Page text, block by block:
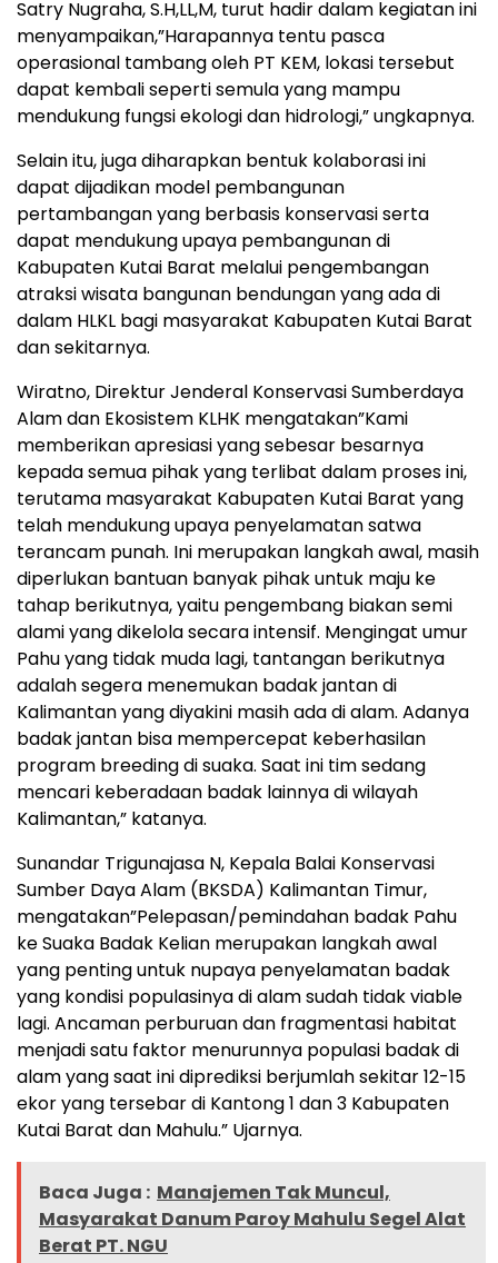
Satry Nugraha, S.H,LL,M, turut hadir dalam kegiatan ini
menyampaikan,”Harapannya tentu pasca
operasional tambang oleh PT KEM, lokasi tersebut
dapat kembali seperti semula yang mampu
mendukung fungsi ekologi dan hidrologi,” ungkapnya.
Selain itu, juga diharapkan bentuk kolaborasi ini
dapat dijadikan model pembangunan
pertambangan yang berbasis konservasi serta
dapat mendukung upaya pembangunan di
Kabupaten Kutai Barat melalui pengembangan
atraksi wisata bangunan bendungan yang ada di
dalam HLKL bagi masyarakat Kabupaten Kutai Barat
dan sekitarnya.
Wiratno, Direktur Jenderal Konservasi Sumberdaya
Alam dan Ekosistem KLHK mengatakan”Kami
memberikan apresiasi yang sebesar besarnya
kepada semua pihak yang terlibat dalam proses ini,
terutama masyarakat Kabupaten Kutai Barat yang
telah mendukung upaya penyelamatan satwa
terancam punah. Ini merupakan langkah awal, masih
diperlukan bantuan banyak pihak untuk maju ke
tahap berikutnya, yaitu pengembang biakan semi
alami yang dikelola secara intensif. Mengingat umur
Pahu yang tidak muda lagi, tantangan berikutnya
adalah segera menemukan badak jantan di
Kalimantan yang diyakini masih ada di alam. Adanya
badak jantan bisa mempercepat keberhasilan
program breeding di suaka. Saat ini tim sedang
mencari keberadaan badak lainnya di wilayah
Kalimantan,” katanya.
Sunandar Trigunajasa N, Kepala Balai Konservasi
Sumber Daya Alam (BKSDA) Kalimantan Timur,
mengatakan”Pelepasan/pemindahan badak Pahu
ke Suaka Badak Kelian merupakan langkah awal
yang penting untuk nupaya penyelamatan badak
yang kondisi populasinya di alam sudah tidak viable
lagi. Ancaman perburuan dan fragmentasi habitat
menjadi satu faktor menurunnya populasi badak di
alam yang saat ini diprediksi berjumlah sekitar 12-15
ekor yang tersebar di Kantong 1 dan 3 Kabupaten
Kutai Barat dan Mahulu.” Ujarnya.
Baca Juga : Manajemen Tak Muncul,
Masyarakat Danum Paroy Mahulu Segel Alat
Berat PT. NGU